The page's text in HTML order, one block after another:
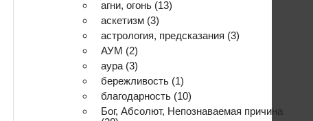
агни, огонь (13)
аскетизм (3)
астрология, предсказания (3)
АУМ (2)
аура (3)
бережливость (1)
благодарность (10)
Бог, Абсолют, Непознаваемая причина